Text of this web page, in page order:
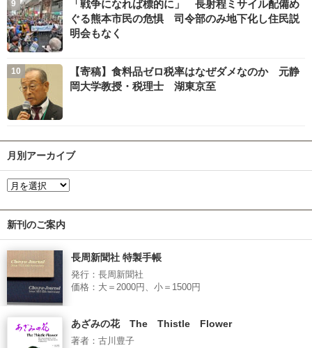
「戦争になれば標的に」 長射程ミサイル配備め
ぐる熊本市民の危惧 司令部のみ地下化し住民説
明会もなく
【寄稿】食料品ゼロ税率はなぜダメなのか 元静
岡大学教授・税理士 湖東京至
月別アーカイブ
新刊のご案内
長周新聞社 特製手帳
発行：長周新聞社
価格：大＝2000円、小＝1500円
あざみの花 The Thistle Flower
著者：古川豊子